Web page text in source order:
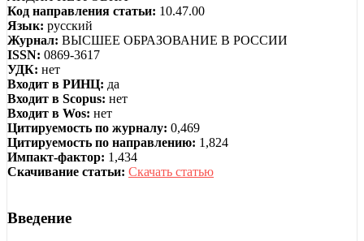
Код направления статьи: 10.47.00
Язык: русский
Журнал: ВЫСШЕЕ ОБРАЗОВАНИЕ В РОССИИ
ISSN: 0869-3617
УДК: нет
Входит в РИНЦ: да
Входит в Scopus: нет
Входит в Wos: нет
Цитируемость по журналу: 0,469
Цитируемость по направлению: 1,824
Импакт-фактор: 1,434
Скачивание статьи: Скачать статью
Введение